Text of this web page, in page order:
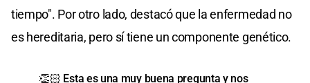
tiempo". Por otro lado, destacó que la enfermedad no
es hereditaria, pero sí tiene un componente genético.
👏🏻 Esta es una muy buena pregunta y nos